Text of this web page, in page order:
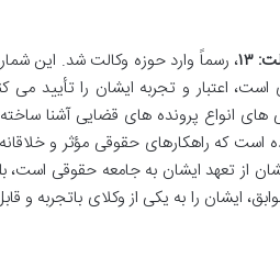
۱۳
، رسماً وارد حوزه وکالت شد. این
اعتبار و تجربه ایشان را تأیید می
انواع پرونده های قضایی آشنا
که راهکارهای حقوقی مؤثر و
از تعهد ایشان به جامعه حقوقی است،
ایشان را به یکی از وکلای باتجربه و